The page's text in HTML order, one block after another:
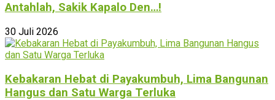
Antahlah, Sakik Kapalo Den…!
30 Juli 2026
Kebakaran Hebat di Payakumbuh, Lima Bangunan
Hangus dan Satu Warga Terluka